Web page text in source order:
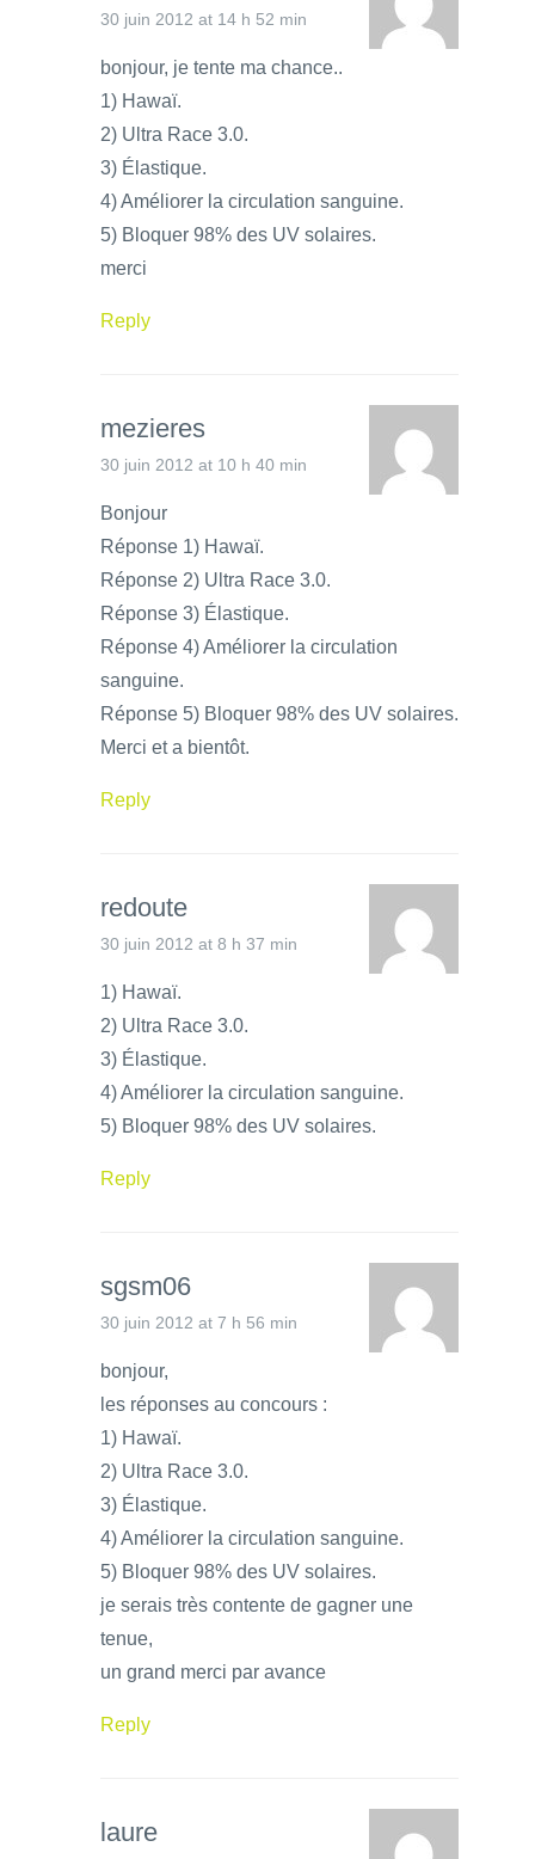
30 juin 2012 at 14 h 52 min
bonjour, je tente ma chance..
1) Hawaï.
2) Ultra Race 3.0.
3) Élastique.
4) Améliorer la circulation sanguine.
5) Bloquer 98% des UV solaires.
merci
Reply
mezieres
30 juin 2012 at 10 h 40 min
Bonjour
Réponse 1) Hawaï.
Réponse 2) Ultra Race 3.0.
Réponse 3) Élastique.
Réponse 4) Améliorer la circulation
sanguine.
Réponse 5) Bloquer 98% des UV solaires.
Merci et a bientôt.
Reply
redoute
30 juin 2012 at 8 h 37 min
1) Hawaï.
2) Ultra Race 3.0.
3) Élastique.
4) Améliorer la circulation sanguine.
5) Bloquer 98% des UV solaires.
Reply
sgsm06
30 juin 2012 at 7 h 56 min
bonjour,
les réponses au concours :
1) Hawaï.
2) Ultra Race 3.0.
3) Élastique.
4) Améliorer la circulation sanguine.
5) Bloquer 98% des UV solaires.
je serais très contente de gagner une
tenue,
un grand merci par avance
Reply
laure